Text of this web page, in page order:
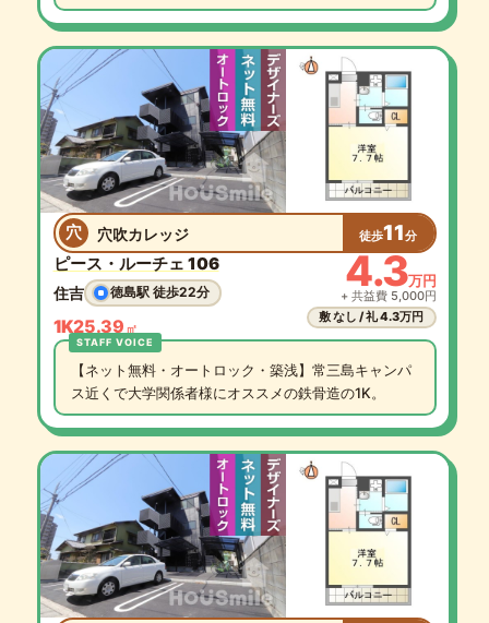
穴 穴吹カレッジ 徒歩11分
ピース・ルーチェ 106
住吉 徳島駅 徒歩22分
1K25.39 ㎡
4.3万円
+ 共益費 5,000円
敷 なし / 礼 4.3万円
【ネット無料・オートロック・築浅】常三島キャンパ
ス近くで大学関係者様にオススメの鉄骨造の1K。